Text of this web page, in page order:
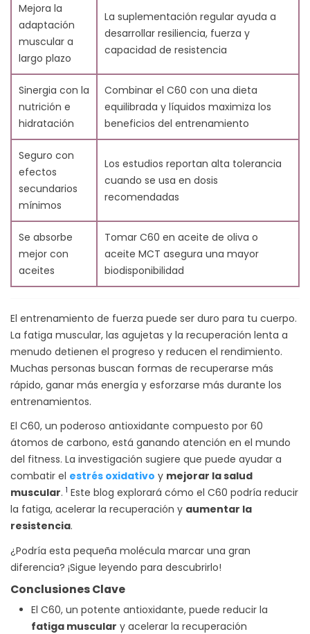
12.4. ¿Cómo complementa una dieta rica en
antioxidantes el entrenamiento de fuerza con C60?
12.5. ¿Es seguro usar suplementos nutricionales como
el C60 para mejorar la fuerza musculoesquelética?
12.6. ¿Pueden los antioxidantes de los alimentos
reemplazar la necesidad de suplementos como el
C60?
13. Referencias
Mejora la
adaptación
muscular a
largo plazo
La suplementación regular ayuda a
desarrollar resiliencia, fuerza y
capacidad de resistencia
Sinergia con la
nutrición e
hidratación
Combinar el C60 con una dieta
equilibrada y líquidos maximiza los
beneficios del entrenamiento
Seguro con
efectos
secundarios
mínimos
Los estudios reportan alta tolerancia
cuando se usa en dosis
recomendadas
Se absorbe
mejor con
aceites
Tomar C60 en aceite de oliva o
aceite MCT asegura una mayor
biodisponibilidad
El entrenamiento de fuerza puede ser duro para tu cuerpo.
La fatiga muscular, las agujetas y la recuperación lenta a
menudo detienen el progreso y reducen el rendimiento.
Muchas personas buscan formas de recuperarse más
rápido, ganar más energía y esforzarse más durante los
entrenamientos.
El C60, un poderoso antioxidante compuesto por 60
átomos de carbono, está ganando atención en el mundo
del fitness. La investigación sugiere que puede ayudar a
combatir el estrés oxidativo y mejorar la salud
muscular. 1 Este blog explorará cómo el C60 podría reducir
la fatiga, acelerar la recuperación y aumentar la
resistencia.
¿Podría esta pequeña molécula marcar una gran
diferencia? ¡Sigue leyendo para descubrirlo!
Conclusiones Clave
El C60, un potente antioxidante, puede reducir la
fatiga muscular y acelerar la recuperación